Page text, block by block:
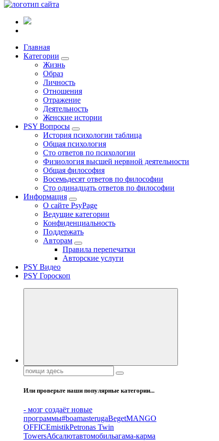
Все самое интересное, вдохновляющее и тайное внутри.
Главная
Категории
Жизнь
Образ
Личность
Отношения
Отражение
Деятельность
Женские истории
PSY Вопросы
История психологии таблица
Общая психология
Сто ответов по психологии
Физиология высшей нервной деятельности
Общая философия
Восемьдесят ответов по философии
Сто одинадцать ответов по философии
Информация
О сайте PsyPage
Ведущие категории
Конфиденциальность
Поддержать
Авторам
Правила перепечатки
Авторские услуги
PSY Видео
PSY Гороскоп
Поиск:
Или проверьте наши популярные категории...
- мозг создаёт новые
программы#boamasterugaBegetMANGO
OFFICEmistikPetronas Twin
TowersАбсалютавтомобильагама-карма